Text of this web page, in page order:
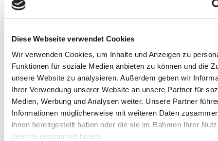
Diese Webseite verwendet Cookies
Wir verwenden Cookies, um Inhalte und Anzeigen zu
Funktionen für soziale Medien anbieten zu können und die
unsere Website zu analysieren. Außerdem geben wir
Ihrer Verwendung unserer Website an unsere Partner für
Medien, Werbung und Analysen weiter. Unsere Partner
Informationen möglicherweise mit weiteren Daten
ihnen bereitgestellt haben oder die sie im Rahmen Ihrer
Dienste gesammelt haben.
Sport bei Diabetes mellitus Typ-2
Sport bei Morbus Bechterew
Sport bei Osteoporose